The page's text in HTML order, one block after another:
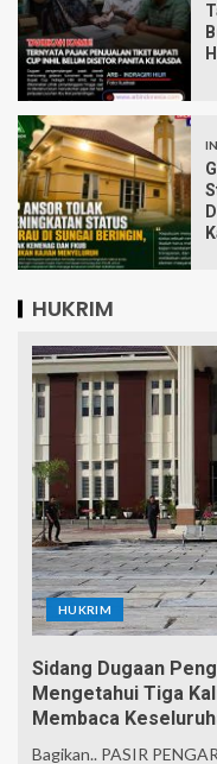
HUKRIM
HUKRIM
Sidang Dugaan
Mengetahui Tiga
Membaca
Bagikan.. PASIR